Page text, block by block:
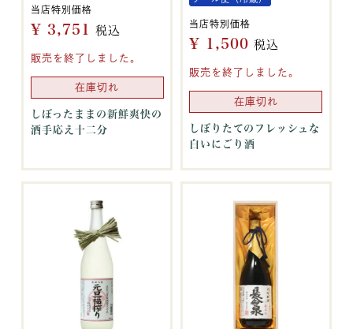
当店特別価格
¥ 3,751 税込
販売を終了しました。
在庫切れ
しぼったままの新鮮爽快の
酒手応え十二分
当店特別価格
¥ 1,500 税込
販売を終了しました。
在庫切れ
しぼりたてのフレッシュな
白いにごり酒